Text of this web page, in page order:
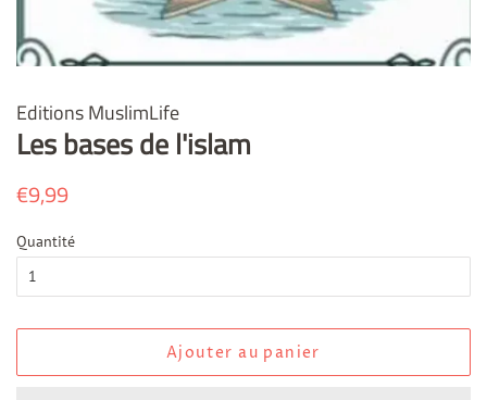
Editions MuslimLife
Les bases de l'islam
Prix
€9,99
Quantité
Ajouter au panier